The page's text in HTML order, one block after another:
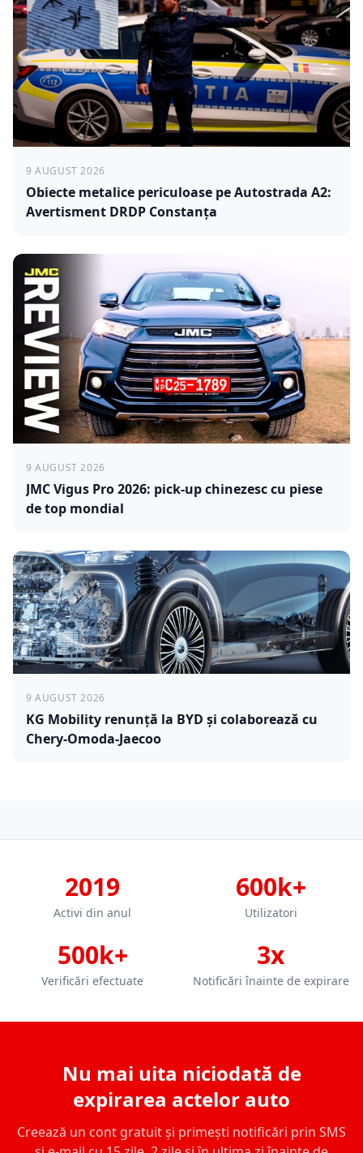
9 AUGUST 2026
Obiecte metalice periculoase pe Autostrada A2:
Avertisment DRDP Constanța
9 AUGUST 2026
JMC Vigus Pro 2026: pick-up chinezesc cu piese
de top mondial
9 AUGUST 2026
KG Mobility renunță la BYD și colaborează cu
Chery-Omoda-Jaecoo
2019
Activi din anul
600k+
Utilizatori
500k+
Verificări efectuate
3x
Notificări înainte de expirare
Nu mai uita niciodată de
expirarea actelor auto
Creează un cont gratuit și primești notificări prin SMS